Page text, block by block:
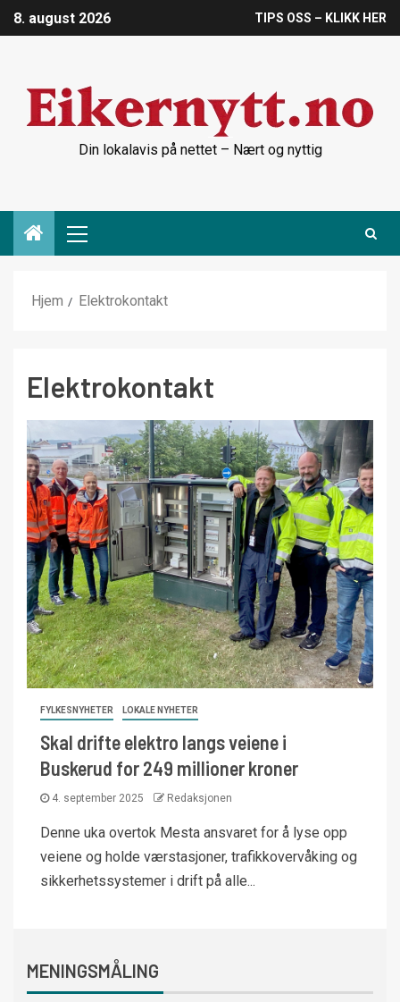
8. august 2026 TIPS OSS – KLIKK HER
Din lokalavis på nettet – Nært og nyttig
Hjem Elektrokontakt
Elektrokontakt
FYLKESNYHETER LOKALE NYHETER
Skal drifte elektro langs veiene i
Buskerud for 249 millioner kroner
4. september 2025 Redaksjonen
Denne uka overtok Mesta ansvaret for å lyse opp
veiene og holde værstasjoner, trafikkovervåking og
sikkerhetssystemer i drift på alle...
MENINGSMÅLING